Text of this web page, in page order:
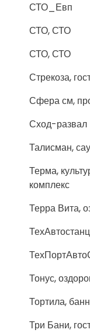
СТО_Евп
СТО, СТО
СТО, СТО
Стрекоза,
Сфера см,
Сход-развал
Талисман,
Терма,
комплекс
Терра Вита,
Тонус,
Тортила,
Три Бани,